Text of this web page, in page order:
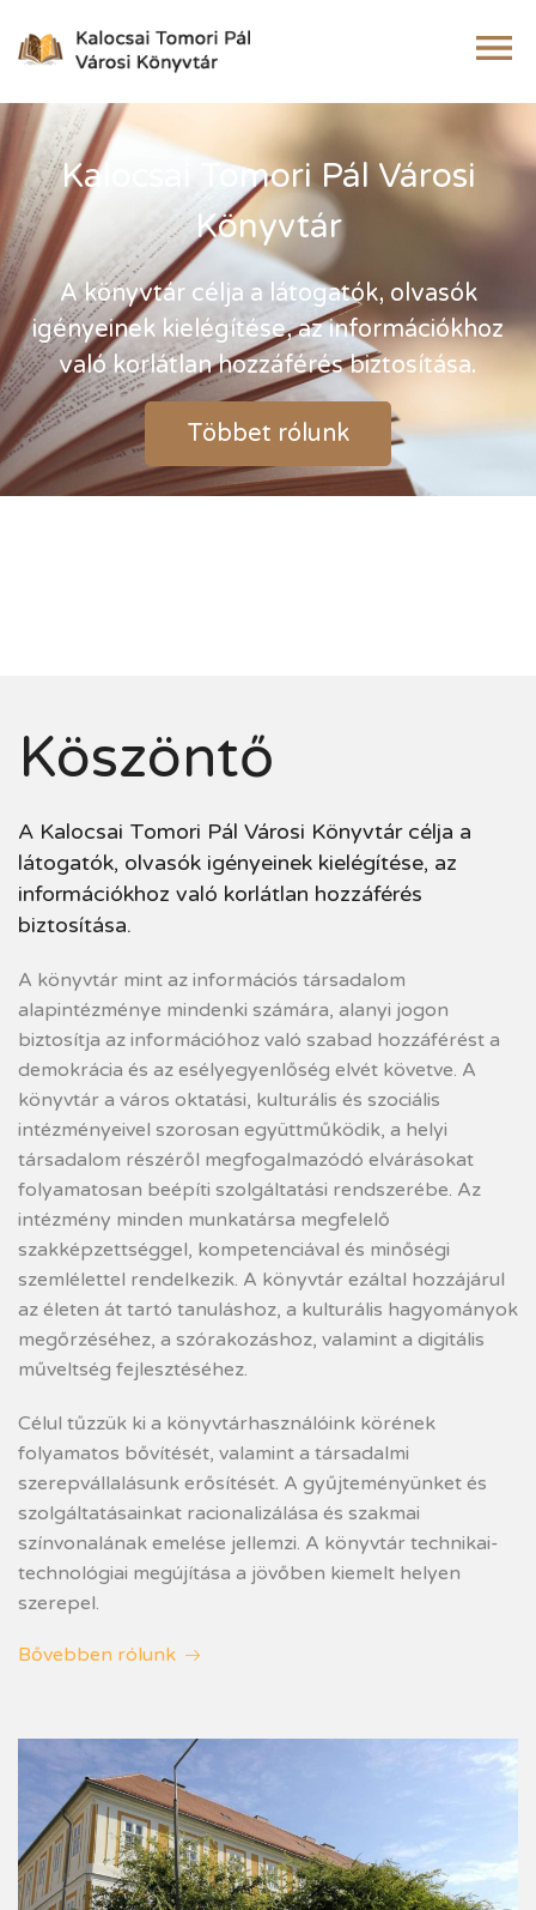
Kalocsai Tomori Pál Városi
Könyvtár
A könyvtár célja a látogatók, olvasók
igényeinek kielégítése, az információkhoz
való korlátlan hozzáférés biztosítása.
Többet rólunk
Köszöntő
A Kalocsai Tomori Pál Városi Könyvtár célja a
látogatók, olvasók igényeinek kielégítése, az
információkhoz való korlátlan hozzáférés
biztosítása.
A könyvtár mint az információs társadalom
alapintézménye mindenki számára, alanyi jogon
biztosítja az információhoz való szabad hozzáférést a
demokrácia és az esélyegyenlőség elvét követve. A
könyvtár a város oktatási, kulturális és szociális
intézményeivel szorosan együttműködik, a helyi
társadalom részéről megfogalmazódó elvárásokat
folyamatosan beépíti szolgáltatási rendszerébe. Az
intézmény minden munkatársa megfelelő
szakképzettséggel, kompetenciával és minőségi
szemlélettel rendelkezik. A könyvtár ezáltal hozzájárul
az életen át tartó tanuláshoz, a kulturális hagyományok
megőrzéséhez, a szórakozáshoz, valamint a digitális
műveltség fejlesztéséhez.
Célul tűzzük ki a könyvtárhasználóink körének
folyamatos bővítését, valamint a társadalmi
szerepvállalásunk erősítését. A gyűjteményünket és
szolgáltatásainkat racionalizálása és szakmai
színvonalának emelése jellemzi. A könyvtár technikai-
technológiai megújítása a jövőben kiemelt helyen
szerepel.
Bővebben rólunk